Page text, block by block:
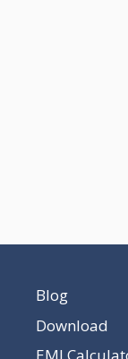
Blog
Download